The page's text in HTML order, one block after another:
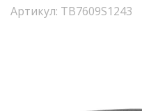
Артикул: TB7609S1243